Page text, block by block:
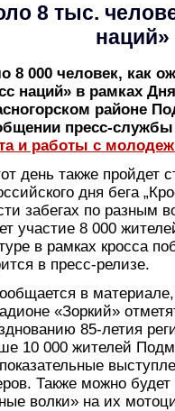
8 тыс.
8 000 человек, как
наций» в рамках
районе
пресс-
и работы с
день также пройдет
дня бега
забегах по разным
участие 8 000
в рамках кросса
в пресс-релизе.
в
«Зоркий»
85-летия
10 000 жителей
Также можно
волки» на их